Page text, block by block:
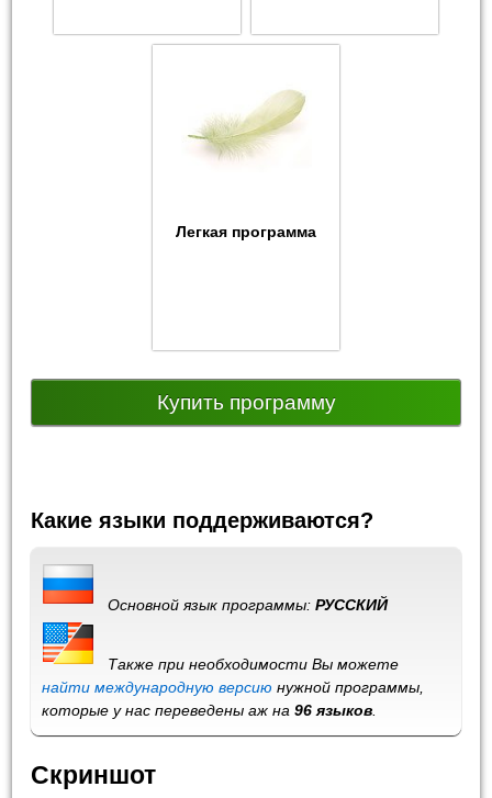
Легкая программа
Купить программу
Какие языки поддерживаются?
Основной язык программы:РУССКИЙ
Также при необходимости Вы можете
найти международную версию нужной программы,
которые у нас переведены аж на96 языков
Скриншот